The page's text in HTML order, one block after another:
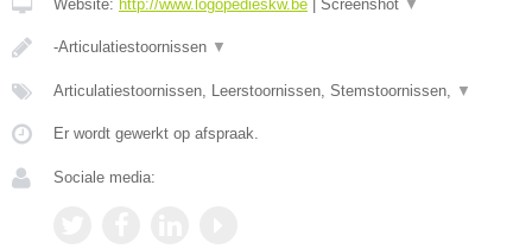
Website: http://www.logopedieskw.be Screenshot ▼
-Articulatiestoornissen ▼
Articulatiestoornissen, Leerstoornissen, Stemstoornissen, ▼
Er wordt gewerkt op afspraak.
Sociale media: